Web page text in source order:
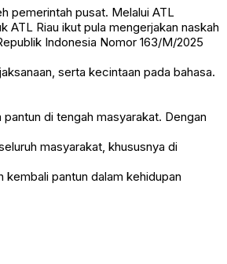
pemerintah pusat. Melalui ATL
ATL Riau ikut pula mengerjakan naskah
Indonesia Nomor 163/M/2025
serta kecintaan pada bahasa.
di tengah masyarakat. Dengan
masyarakat, khususnya di
pantun dalam kehidupan